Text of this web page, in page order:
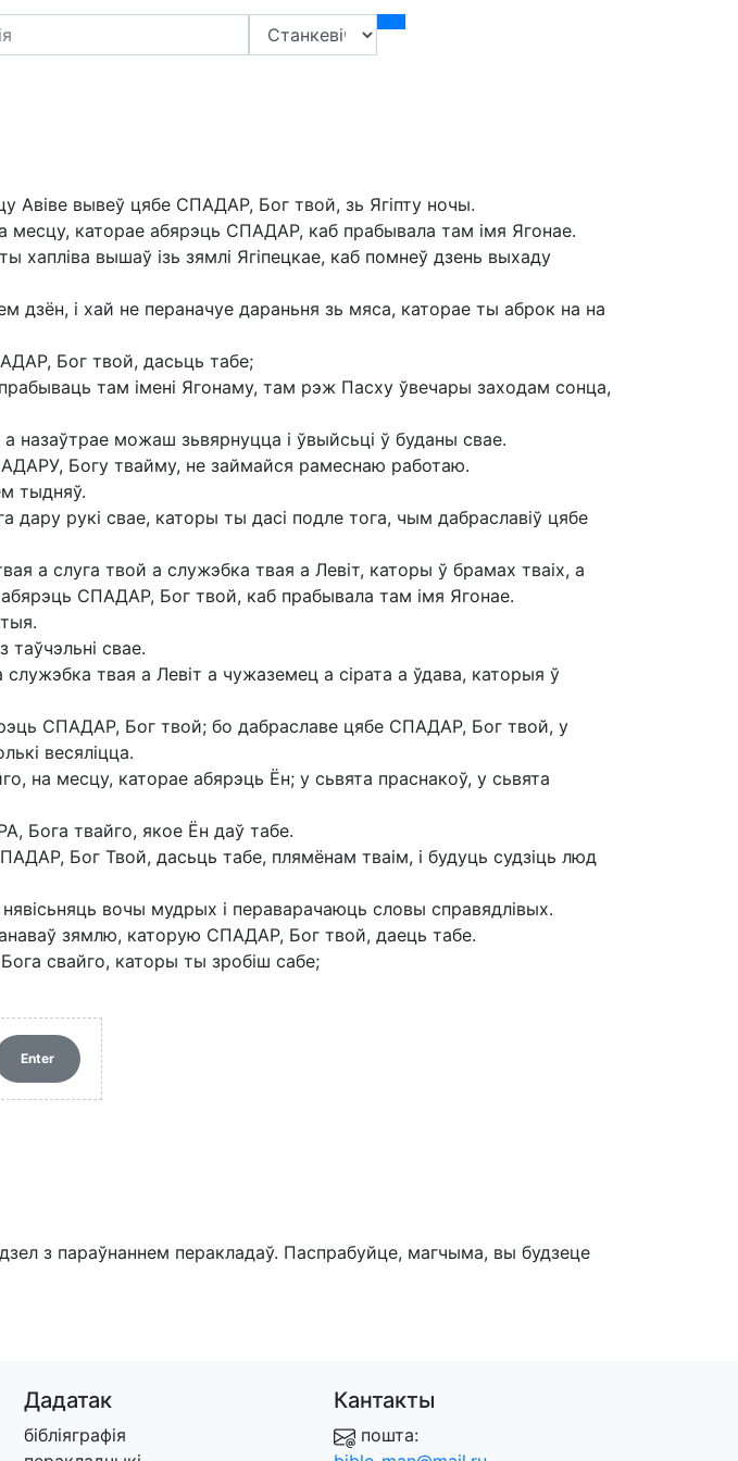
Авіве вывеў цябе СПАДАР, Бог твой, зь Ягіпту ночы.
каторае абярэць СПАДАР, каб прабывала там імя Ягонае.
хапліва вышаў ізь зямлі Ягіпецкае, каб помнеў дзень выхаду
дзён, і хай не пераначуе дараньня зь мяса, каторае ты аброк на на
Бог твой, дасьць табе;
там імені Ягонаму, там рэж Пасху ўвечары заходам сонца,
назаўтрае можаш зьвярнуцца і ўвыйсьці ў буданы свае.
Богу твайму, не займайся рамеснаю работаю.
тыдняў.
рукі свае, каторы ты дасі подле тога, чым дабраславіў цябе
а слуга твой а служэбка твая а Левіт, каторы ў брамах тваіх, а
СПАДАР, Бог твой, каб прабывала там імя Ягонае.
таўчэльні свае.
твая а Левіт а чужаземец а сірата а ўдава, каторыя ў
СПАДАР, Бог твой; бо дабраславе цябе СПАДАР, Бог твой, у
весяліцца.
месцу, каторае абярэць Ён; у сьвята праснакоў, у сьвята
Бога твайго, якое Ён даў табе.
Бог Твой, дасьць табе, плямёнам тваім, і будуць судзіць люд
вочы мудрых і пераварачаюць словы справядлівых.
зямлю, каторую СПАДАР, Бог твой, даець табе.
свайго, каторы ты зробіш сабе;
Enter
з параўнаннем перакладаў. Паспрабуйце, магчыма, вы будзеце
Дадатак
бібліяграфія
Кантакты
пошта: